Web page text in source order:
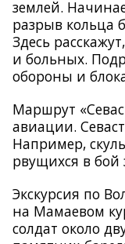
землей.
разрыв кольца
Здесь
и больных.
обороны и
Маршрут
авиации.
Например, c
рвущихся в бой
Экскурсия по
на Мамаевом
солдат около